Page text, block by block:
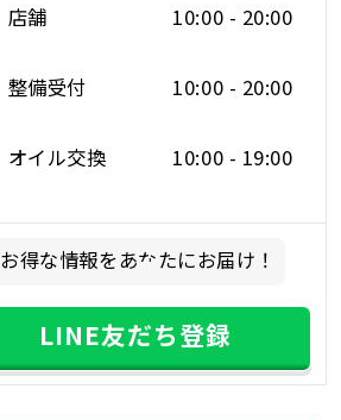
店舗 10:00 - 20:00
整備受付 10:00 - 20:00
オイル交換 10:00 - 19:00
お得な情報をあなたにお届け！
LINE友だち登録